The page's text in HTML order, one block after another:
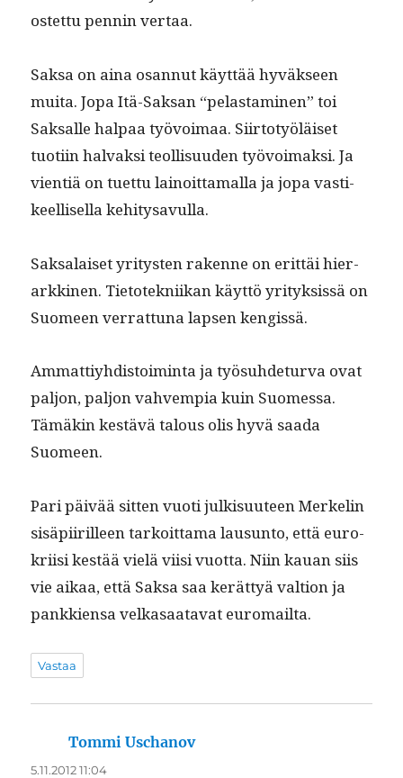
ostet­tu pen­nin vertaa.
Sak­sa on aina osan­nut käyt­tää hyväk­seen
mui­ta. Jopa Itä-Sak­san “pelas­t­a­mi­nen” toi
Sak­salle hal­paa työvoimaa. Siir­to­työläiset
tuoti­in hal­vak­si teol­lisu­u­den työvoimak­si. Ja
vien­tiä on tuet­tu lain­oit­ta­mal­la ja jopa vasti­
keel­lisel­la kehitysavulla.
Sak­salaiset yri­tys­ten rakenne on erit­täi hier­
arkki­nen. Tietotekni­ikan käyt­tö yri­tyk­sis­sä on
Suomeen ver­rat­tuna lapsen kengissä.
Ammat­tiy­hdis­toim­inta ja työ­suhde­tur­va ovat
paljon, paljon vahvem­pia kuin Suomes­sa.
Tämäkin kestävä talous olis hyvä saa­da
Suomeen.
Pari päivää sit­ten vuoti julk­isu­u­teen Merke­lin
sisäpi­ir­illeen tarkoit­ta­ma lausun­to, että euro-
kri­isi kestää vielä viisi vuot­ta. Niin kauan siis
vie aikaa, että Sak­sa saa kerät­tyä val­tion ja
pankkien­sa velka­saata­vat euromailta.
Vastaa
Tommi Uschanovsanoo:
5.11.2012 11:04